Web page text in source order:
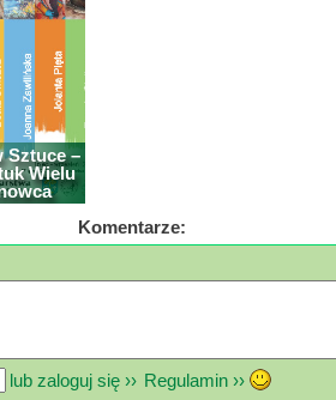
Sztuce –
Wielu
Komentarze:
lub zaloguj się ›› Regulamin ››